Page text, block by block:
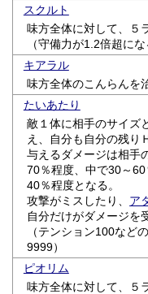
スクルト
味方全体に対して、５
（守備力が1.2倍超にな
キアラル
味方全体のこんらんを
たいあたり
敵１体に相手のサイズ
え、自分も自分の残り
与えるダメージは相手
70％程度、中で30～
40％程度となる。
攻撃がミスしたり、 ア
自分だけがダメージを
（テンション100など
9999）
ピオリム
味方全体に対して、５